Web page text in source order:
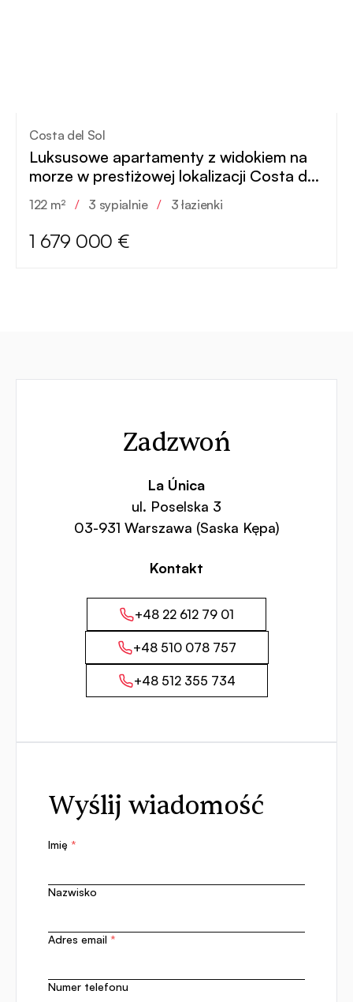
Costa del Sol
Luksusowe apartamenty z widokiem na
morze w prestiżowej lokalizacji Costa del
Sol
122 m² / 3 sypialnie / 3 łazienki
1 679 000 €
Zadzwoń
La Única
ul. Poselska 3
03-931 Warszawa (Saska Kępa)
Kontakt
+48 22 612 79 01
+48 510 078 757
+48 512 355 734
Wyślij wiadomość
Imię *
Nazwisko
Adres email *
Numer telefonu